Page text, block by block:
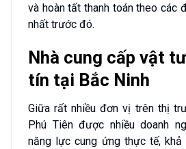
và hoàn tất thanh toán theo các
nhất trước đó.
Nhà cung cấp vật
tín tại Bắc Ninh
Giữa rất nhiều đơn vị trên thị
Phú Tiên được nhiều doanh
năng lực cung ứng thực tế, khả